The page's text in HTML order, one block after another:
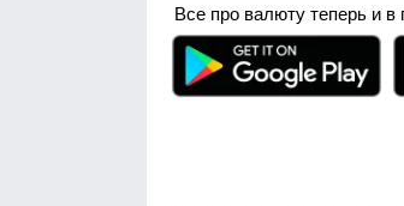
Все про валюту теперь и